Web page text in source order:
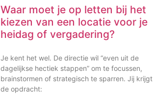
Waar moet je op letten bij het
kiezen van een locatie voor je
heidag of vergadering?
Je kent het wel. De directie wil “even uit de
dagelijkse hectiek stappen” om te focussen,
brainstormen of strategisch te sparren. Jij krijgt
de opdracht: